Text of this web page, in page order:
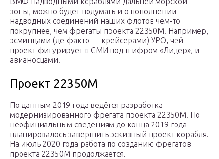
зоны, можно будет подумать и о пополнении
надводных соединений наших флотов чем-то
покрупнее, чем фрегаты проекта 22350М. Например,
эсминцами (де-факто — крейсерами) УРО, чей
проект фигурирует в СМИ под шифром «Лидер», и
авианосцами.
Проект 22350М
По данным 2019 года ведётся разработка
модернизированного фрегата проекта 22350М. По
неофициальным сведениям до конца 2019 года
планировалось завершить эскизный проект корабля.
На июль 2020 года работа по созданию фрегатов
проекта 22350М продолжается.